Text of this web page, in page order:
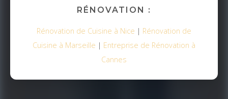
RÉNOVATION :
Rénovation de Cuisine à Nice | Rénovation de
Cuisine à Marseille | Entreprise de Rénovation à
Cannes